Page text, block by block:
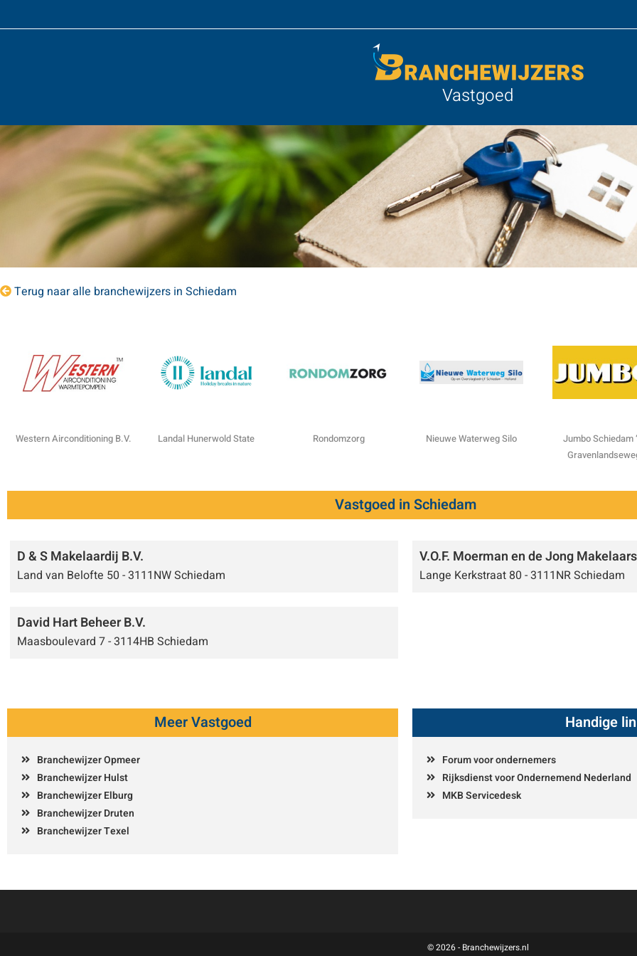
Vastgoed
Terug naar alle branchewijzers in Schiedam
Western Airconditioning B.V. Landal Hunerwold State Rondomzorg Nieuwe Waterweg Silo
Jumbo Schiedam
Vastgoed in Schiedam
D & S Makelaardij B.V.
Land van Belofte 50 - 3111NW Schiedam
V.O.F. Moerman en de Jong Makelaars
Lange Kerkstraat 80 - 3111NR Schiedam
David Hart Beheer B.V.
Maasboulevard 7 - 3114HB Schiedam
Meer Vastgoed
Branchewijzer Opmeer
Branchewijzer Hulst
Branchewijzer Elburg
Branchewijzer Druten
Branchewijzer Texel
Handige
Forum voor ondernemers
Rijksdienst voor Ondernemend Nederland
MKB Servicedesk
© 2026 - Branchewijzers.nl